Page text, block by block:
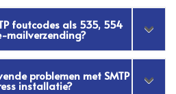
foutcodes als 535, 554
mailverzending?
problemen met SMTP
installatie?